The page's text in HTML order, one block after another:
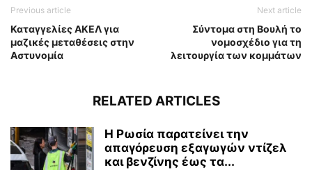
Previous article
Καταγγελίες ΑΚΕΛ για
μαζικές μεταθέσεις στην
Αστυνομία
Next article
Σύντομα στη Βουλή το
νομοσχέδιο για τη
λειτουργία των κομμάτων
RELATED ARTICLES
Η Ρωσία παρατείνει την
απαγόρευση εξαγωγών ντίζελ
και βενζίνης έως τα...